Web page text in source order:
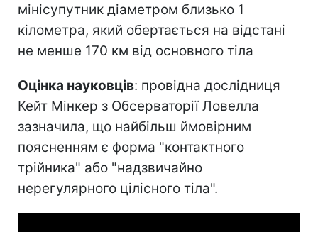
мінісупутник діаметром близько 1
кілометра, який обертається на відстані
не менше 170 км від основного тіла
Оцінка науковців: провідна дослідниця
Кейт Мінкер з Обсерваторії Ловелла
зазначила, що найбільш ймовірним
поясненням є форма "контактного
трійника" або "надзвичайно
нерегулярного цілісного тіла".